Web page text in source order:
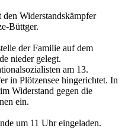
Widerstandskämpfer
Büttger.
der Familie auf dem
nieder gelegt.
am 13.
in Plötzensee hingerichtet. In
Widerstand gegen die
ein.
um 11 Uhr eingeladen.